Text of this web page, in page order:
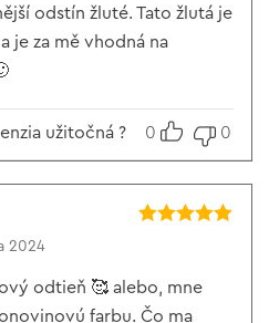
odstín žluté. Tato žlutá je
je za mě vhodná na
užitočná ? 0 0
2024
odtieň 🥰 alebo, mne
farbu. Čo ma